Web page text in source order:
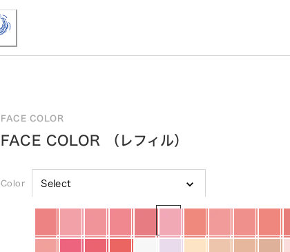
FACE COLOR
FACE COLOR （レフィル）
Color Select